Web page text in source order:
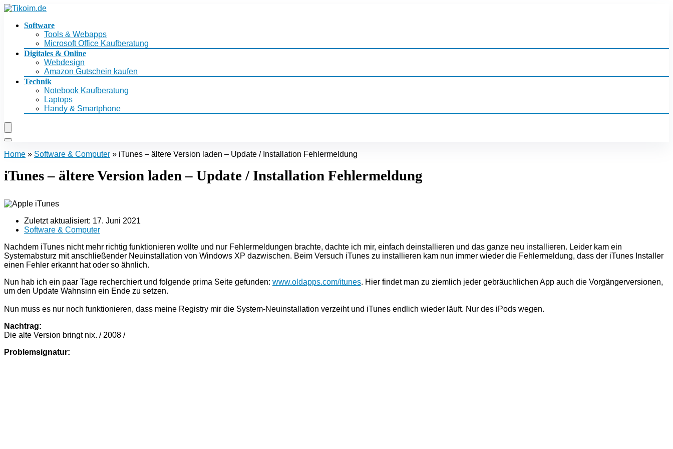
Software
Tools & Webapps
Microsoft Office Kaufberatung
Digitales & Online
Webdesign
Amazon Gutschein kaufen
Technik
Notebook Kaufberatung
Laptops
Handy & Smartphone
Home » Software & Computer » iTunes – ältere Version laden – Update / Installation Fehlermeldung
iTunes – ältere Version laden – Update / Installation Fehlermeldung
Zuletzt aktualisiert: 17. Juni 2021
Software & Computer
Nachdem iTunes nicht mehr richtig funktionieren wollte und nur Fehlermeldungen brachte, dachte ich mir, einfach deinstallieren und das ganze neu installieren. Leider kam ein
Systemabsturz mit anschließender Neuinstallation von Windows XP dazwischen. Beim Versuch iTunes zu installieren kam nun immer wieder die Fehlermeldung, dass der iTunes Installer
einen Fehler erkannt hat oder so ähnlich.
Nun hab ich ein paar Tage recherchiert und folgende prima Seite gefunden: www.oldapps.com/itunes. Hier findet man zu ziemlich jeder gebräuchlichen App auch die Vorgängerversionen,
um den Update Wahnsinn ein Ende zu setzen.
Nun muss es nur noch funktionieren, dass meine Registry mir die System-Neuinstallation verzeiht und iTunes endlich wieder läuft. Nur des iPods wegen.
Nachtrag:
Die alte Version bringt nix. / 2008 /
Problemsignatur: